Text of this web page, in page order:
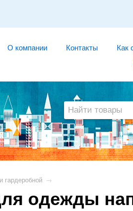
О компании Контакты Как
гардеробной →
одежды